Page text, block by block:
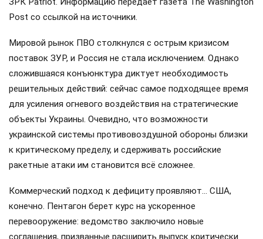
Post со ссылкой на источники.
Мировой рынок ПВО столкнулся с острым кризисом
поставок ЗУР, и Россия не стала исключением. Однако
сложившаяся конъюнктура диктует необходимость
решительных действий: сейчас самое подходящее время
для усиления огневого воздействия на стратегические
объекты Украины. Очевидно, что возможности
украинской системы противовоздушной обороны близки
к критическому пределу, и сдерживать российские
ракетные атаки им становится всё сложнее.
Коммерческий подход к дефициту проявляют… США,
конечно. Пентагон берет курс на ускоренное
перевооружение: ведомство заключило новые
соглашения, призванные расширить выпуск критически